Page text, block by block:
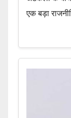
एक बड़ा